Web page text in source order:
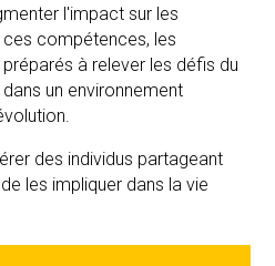
l'impact sur les
ces compétences, les
à relever les défis du
un environnement
des individus partageant
les impliquer dans la vie